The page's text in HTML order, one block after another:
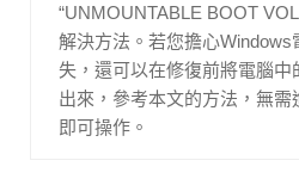
“UNMOUNTABLE BOOT
解決方法。若您擔心Windows
失，還可以在修復前將電腦中
出來，參考本文的方法，無
即可操作。